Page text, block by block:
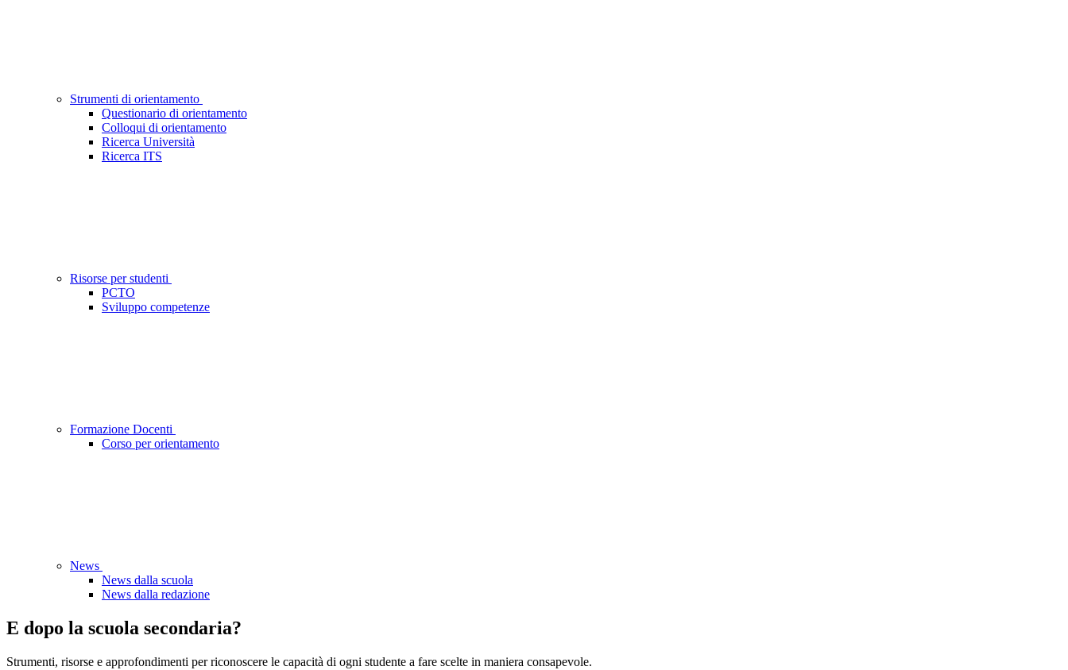
Strumenti di orientamento
Questionario di orientamento
Colloqui di orientamento
Ricerca Università
Ricerca ITS
Risorse per studenti
PCTO
Sviluppo competenze
Formazione Docenti
Corso per orientamento
News
News dalla scuola
News dalla redazione
E dopo la scuola secondaria?
Strumenti, risorse e approfondimenti per riconoscere le capacità di ogni studente a fare scelte in maniera consapevole.